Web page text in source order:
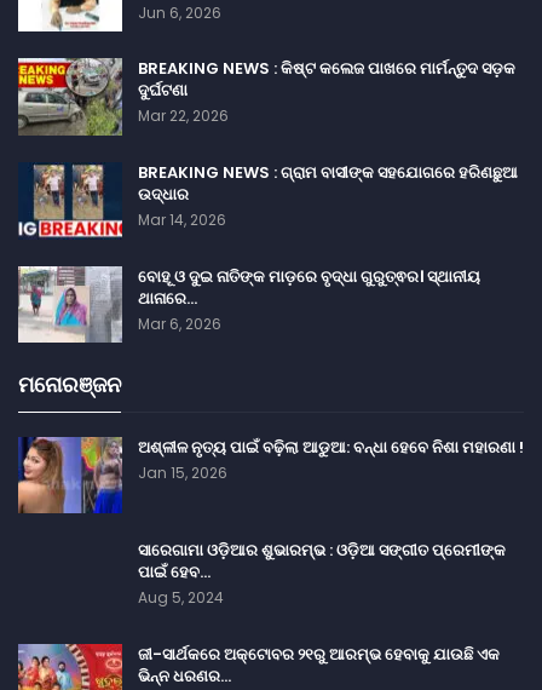
Jun 6, 2026
BREAKING NEWS : କିଷ୍ଟ କଲେଜ ପାଖରେ ମାର୍ମନ୍ତୁଦ ସଡ଼କ
ଦୁର୍ଘଟଣା
Mar 22, 2026
BREAKING NEWS : ଗ୍ରାମ ବାସୀଙ୍କ ସହଯୋଗରେ ହରିଣଛୁଆ
ଉଦ୍ଧାର
Mar 14, 2026
ବୋହୂ ଓ ଦୁଇ ନାତିଙ୍କ ମାଡ଼ରେ ବୃଦ୍ଧା ଗୁରୁତ୍ଵର। ସ୍ଥାନୀୟ
ଥାନାରେ…
Mar 6, 2026
ମନୋରଞ୍ଜନ
ଅଶ୍ଳୀଳ ନୃତ୍ୟ ପାଇଁ ବଢ଼ିଲା ଆଡୁଆ: ବନ୍ଧା ହେବେ ନିଶା ମହାରଣା !
Jan 15, 2026
ସାରେଗାମା ଓଡ଼ିଆର ଶୁଭାରମ୍ଭ : ଓଡ଼ିଆ ସଙ୍ଗୀତ ପ୍ରେମୀଙ୍କ
ପାଇଁ ହେବ…
Aug 5, 2024
ଜୀ-ସାର୍ଥକରେ ଅକ୍ଟୋବର ୨୧ରୁ ଆରମ୍ଭ ହେବାକୁ ଯାଉଛି ଏକ
ଭିନ୍ନ ଧରଣର…